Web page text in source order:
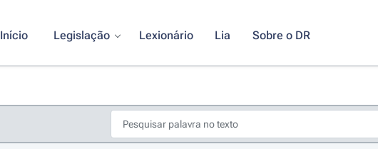
Início Legislação Lexionário Lia Sobre o DR